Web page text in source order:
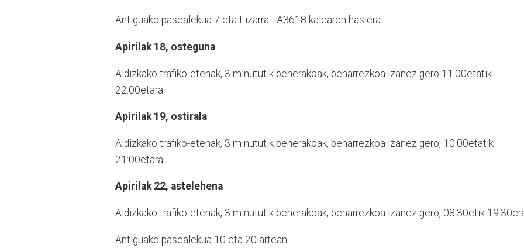
Antiguako pasealekua 7 eta Lizarra - A3618 kalearen hasiera
Apirilak 18, osteguna
Aldizkako trafiko-etenak, 3 minututik beherakoak, beharrezkoa izanez gero 11:00etatik
22:00etara
Apirilak 19, ostirala
Aldizkako trafiko-etenak, 3 minututik beherakoak, beharrezkoa izanez gero, 10:00etatik
21:00etara
Apirilak 22, astelehena
Aldizkako trafiko-etenak, 3 minututik beherakoak, beharrezkoa izanez gero, 08:30etik
Antiguako pasealekua 10 eta 20 artean